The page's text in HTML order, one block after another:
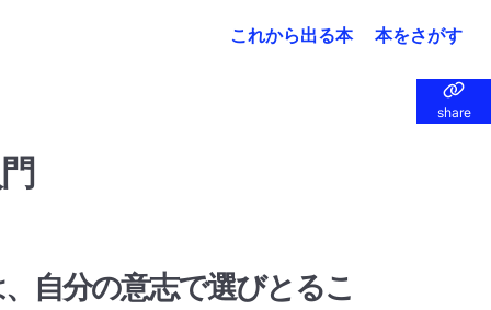
これから出る本 本をさがす
share
share
自分の意志で選びとるこ